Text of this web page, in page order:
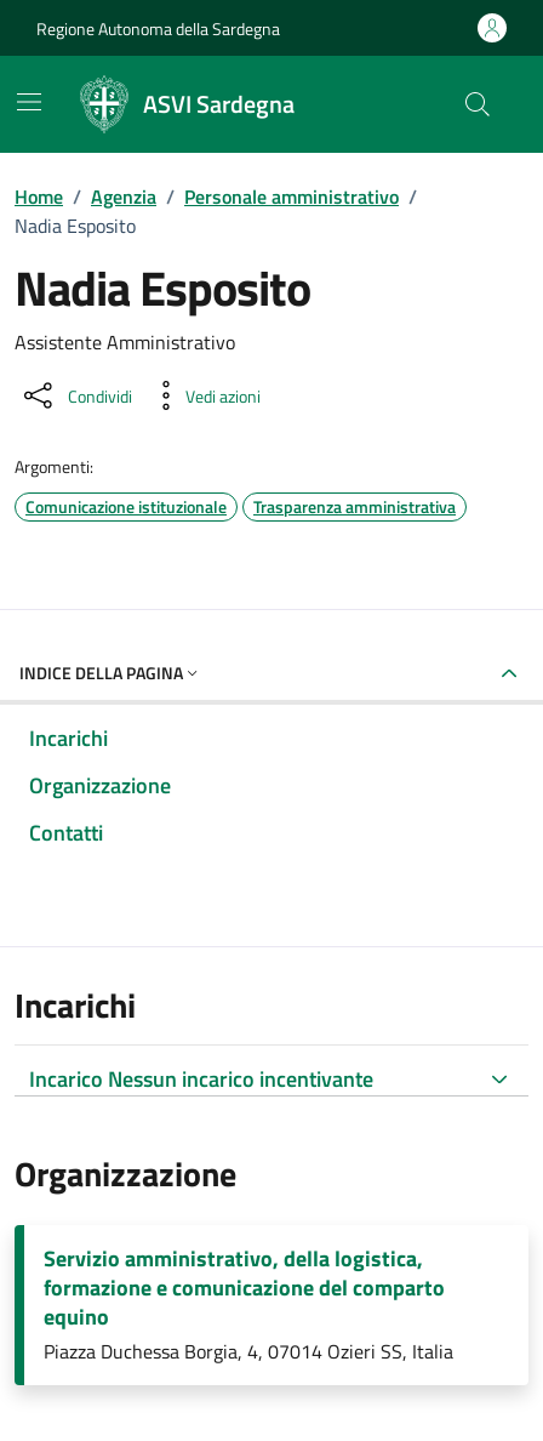
Regione Autonoma della Sardegna
ASVI Sardegna
Home / Agenzia / Personale amministrativo /
Nadia Esposito
Nadia Esposito
Dettaglio della persona
Assistente Amministrativo
Condividi Vedi azioni
Argomenti:
Comunicazione istituzionale
Trasparenza amministrativa
INDICE DELLA PAGINA
Incarichi
Organizzazione
Contatti
Incarichi
Incarico Nessun incarico incentivante
Organizzazione
Servizio amministrativo, della logistica,
formazione e comunicazione del comparto
equino
Piazza Duchessa Borgia, 4, 07014 Ozieri SS, Italia